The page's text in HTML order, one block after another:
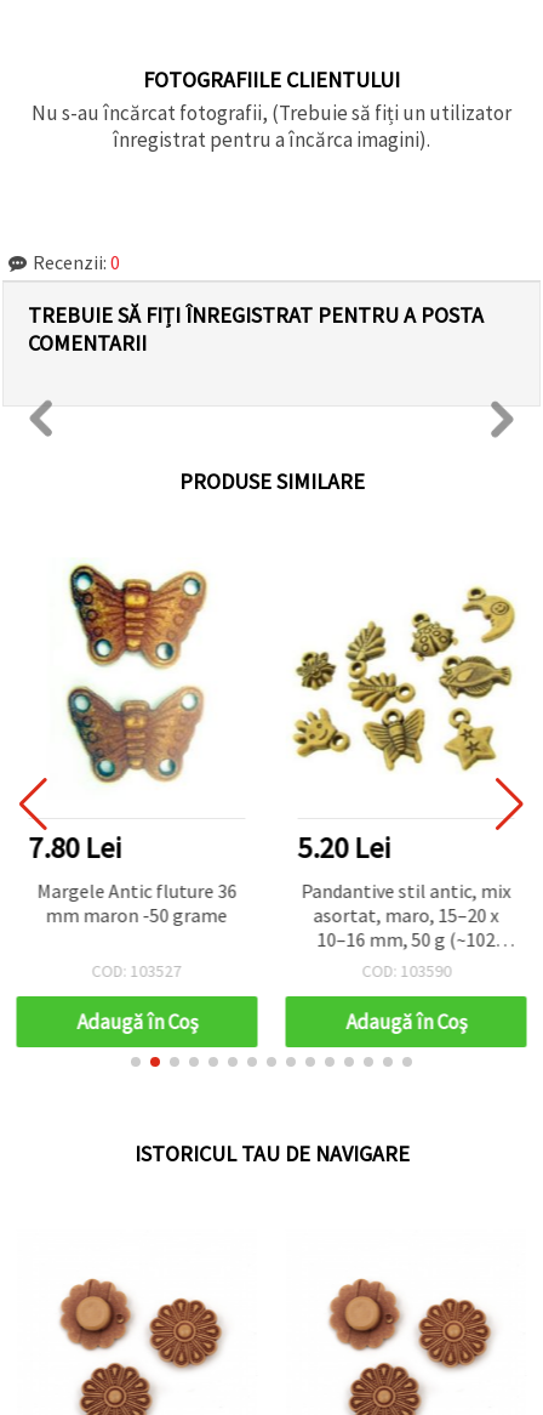
FOTOGRAFIILE CLIENTULUI
Nu s-au încărcat fotografii, (Trebuie să fiți un utilizator
înregistrat pentru a încărca imagini).
Recenzii: 0
TREBUIE SĂ FIȚI ÎNREGISTRAT PENTRU A POSTA
COMENTARII
PRODUSE SIMILARE
7.80 Lei
Margele Antic fluture 36
mm maron -50 grame
COD: 103527
Adaugă în Coş
5.20 Lei
Pandantive stil antic, mix
asortat, maro, 15–20 x
10–16 mm, 50 g (~102
buc.)
COD: 103590
Adaugă în Coş
ISTORICUL TAU DE NAVIGARE